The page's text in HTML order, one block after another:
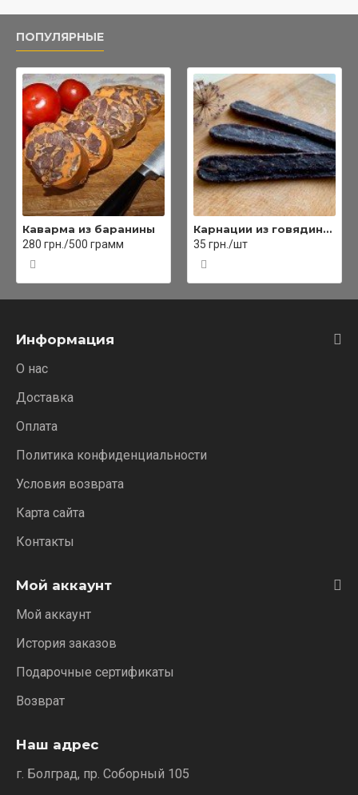
ПОПУЛЯРНЫЕ
Каварма из баранины
280 грн./500 грамм
Карнации из говядины "Бессарабские"
35 грн./шт
Информация
О нас
Доставка
Оплата
Политика конфиденциальности
Условия возврата
Карта сайта
Контакты
Мой аккаунт
Мой аккаунт
История заказов
Подарочные сертификаты
Возврат
Наш адрес
г. Болград, пр. Соборный 105